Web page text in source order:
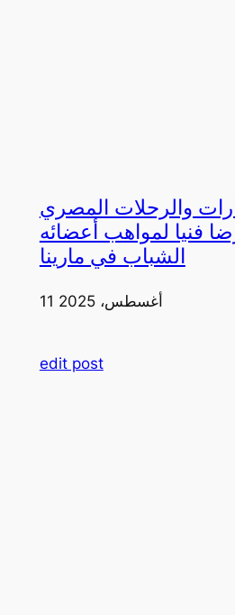
والرحلات المصري
فنيا لمواهب أعضائه
الشباب في مارينا
11 أغسطس، 2025
edit post